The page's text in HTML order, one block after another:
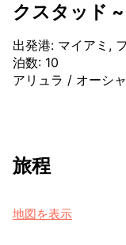
クスタッド
出発港: マイアミ,
泊数: 10
アリュラ / オーシ
旅程
地図を表示